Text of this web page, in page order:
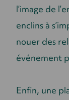
l’image de
enclins à
nouer des
événement
Enfin, une